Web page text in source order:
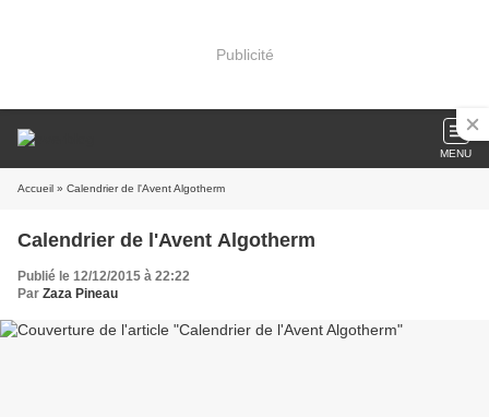
Publicité
MENU
Accueil » Calendrier de l'Avent Algotherm
Calendrier de l'Avent Algotherm
Publié le 12/12/2015 à 22:22
Par Zaza Pineau